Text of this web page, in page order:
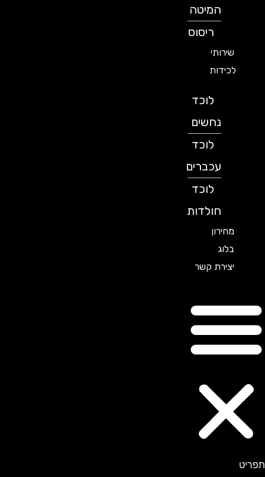
המיטה
ריסוס
שירותי
לכידות
לוכד
נחשים
לוכד
עכברים
לוכד
חולדות
מחירון
בלוג
יצירת קשר
תפריט